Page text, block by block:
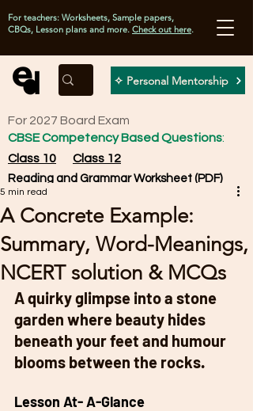
✧ Personal Mentorship
For teachers: Worksheets, Sample papers,
CBQs, Lesson plans and more. Check out here.
For 2027 Board Exam
CBSE Competency Based Questions:
Class 10
Class 12
Reading and Grammar Worksheet (PDF)
A Concrete Example:
Summary, Word-Meanings,
NCERT solution & MCQs
5 min read
A quirky glimpse into a stone
garden where beauty hides
beneath your feet and humour
blooms between the rocks.
Lesson At- A-Glance